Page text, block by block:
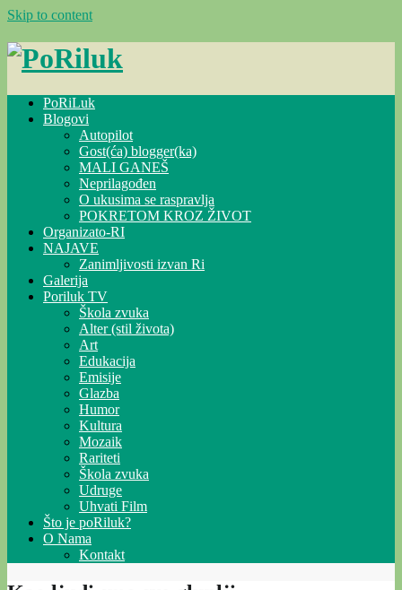
Skip to content
PoRiLuk
Blogovi
Autopilot
Gost(ća) blogger(ka)
MALI GANEŠ
Neprilagođen
O ukusima se raspravlja
POKRETOM KROZ ŽIVOT
Organizato-RI
NAJAVE
Zanimljivosti izvan Ri
Galerija
Poriluk TV
Škola zvuka
Alter (stil života)
Art
Edukacija
Emisije
Glazba
Humor
Kultura
Mozaik
Rariteti
Škola zvuka
Udruge
Uhvati Film
Što je poRiluk?
O Nama
Kontakt